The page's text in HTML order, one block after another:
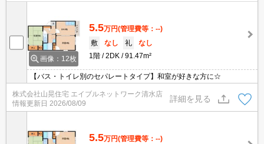
画像：12枚
5.5万円(管理費等：--)
敷
なし 礼
なし
1階
2DK 91.47m²
【バス・トイレ別のセパレートタイプ】和室が好きな方に☆
株式会社山晃住宅 エイブルネットワーク清水店
情報更新日 2026/08/09
詳細を見る
5.5万円(管理費等：--)